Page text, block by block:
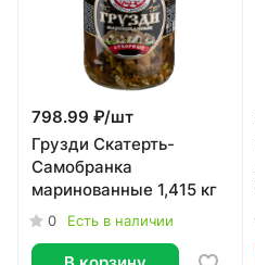
798.99 ₽/шт
Грузди Скатерть-
Самобранка
маринованные 1,415 кг
0 Есть в наличии